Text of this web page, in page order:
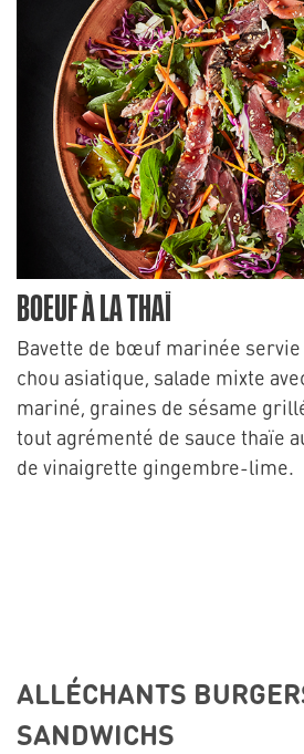
BOEUF À LA THAÏ
Bavette de bœuf marinée servie
chou asiatique, salade mixte
mariné, graines de sésame
tout agrémenté de sauce thaïe
de vinaigrette gingembre-lime.
ALLÉCHANTS
SANDWICHS